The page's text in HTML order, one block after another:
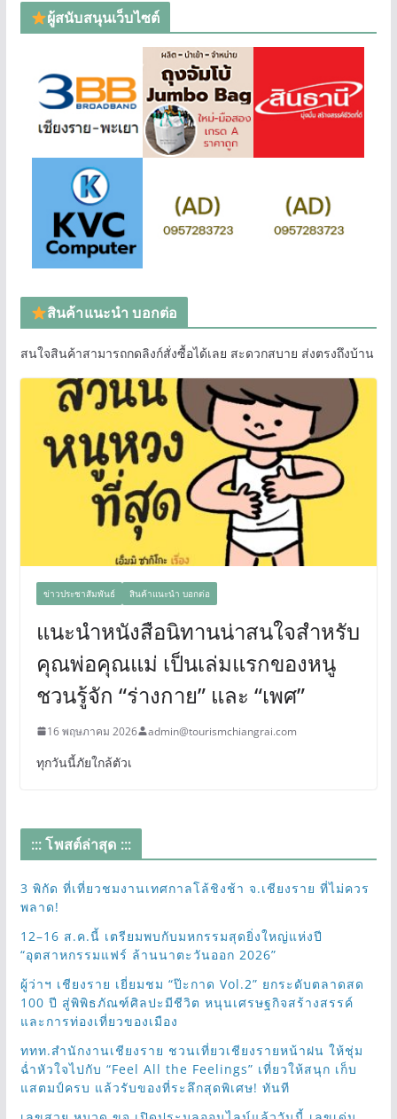
ผู้สนับสนุนเว็บไซต์
สินค้าแนะนำ บอกต่อ
สนใจสินค้าสามารถกดลิงก์สั่งซื้อได้เลย สะดวกสบาย ส่งตรงถึงบ้าน
ข่าวประชาสัมพันธ์ สินค้าแนะนำ บอกต่อ
แนะนำหนังสือนิทานน่าสนใจสำหรับ
คุณพ่อคุณแม่ เป็นเล่มแรกของหนู
ชวนรู้จัก “ร่างกาย” และ “เพศ”
16 พฤษภาคม 2026 admin@tourismchiangrai.com
ทุกวันนี้ภัยใกล้ตัวเ
::: โพสต์ล่าสุด :::
3 พิกัด ที่เที่ยวชมงานเทศกาลโล้ชิงช้า จ.เชียงราย ที่ไม่ควร
พลาด!
12–16 ส.ค.นี้ เตรียมพบกับมหกรรมสุดยิ่งใหญ่แห่งปี
“อุตสาหกรรมแฟร์ ล้านนาตะวันออก 2026”
ผู้ว่าฯ เชียงราย เยี่ยมชม “ป๊ะกาด Vol.2” ยกระดับตลาดสด
100 ปี สู่พิพิธภัณฑ์ศิลปะมีชีวิต หนุนเศรษฐกิจสร้างสรรค์
และการท่องเที่ยวของเมือง
ททท.สำนักงานเชียงราย ชวนเที่ยวเชียงรายหน้าฝน ให้ชุ่ม
ฉ่ำหัวใจไปกับ “Feel All the Feelings” เที่ยวให้สนุก เก็บ
แสตมป์ครบ แล้วรับของที่ระลึกสุดพิเศษ! ทันที